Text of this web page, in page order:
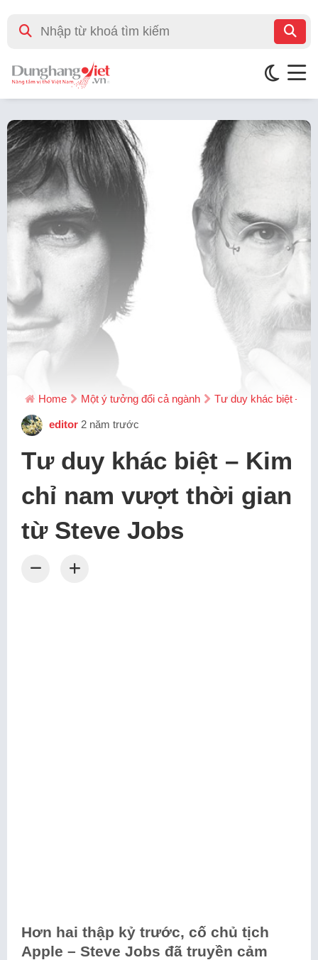
Home Một ý tưởng đổi cả ngành Tư duy khác biệt –
editor 2 năm trước
Tư duy khác biệt – Kim
chỉ nam vượt thời gian
từ Steve Jobs
Hơn hai thập kỷ trước, cố chủ tịch
Apple – Steve Jobs đã truyền cảm